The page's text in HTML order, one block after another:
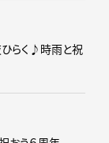
ひらく♪時雨と祝